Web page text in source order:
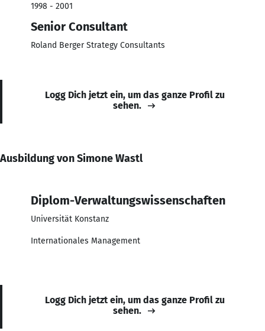
1998 - 2001
Senior Consultant
Roland Berger Strategy Consultants
Logg Dich jetzt ein, um das ganze Profil zu
sehen.
Ausbildung von Simone Wastl
Diplom-Verwaltungswissenschaften
Universität Konstanz
Internationales Management
Logg Dich jetzt ein, um das ganze Profil zu
sehen.